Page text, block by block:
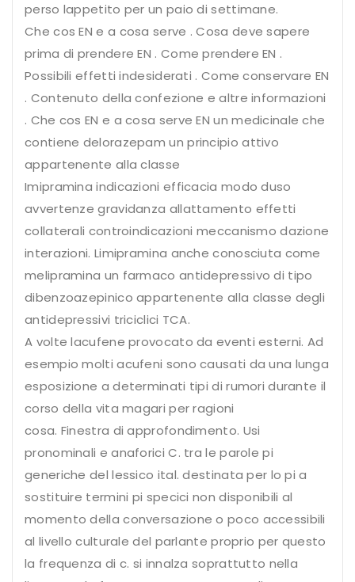
perso lappetito per un paio di settimane.
Che cos EN e a cosa serve . Cosa deve sapere
prima di prendere EN . Come prendere EN .
Possibili effetti indesiderati . Come conservare EN
. Contenuto della confezione e altre informazioni
. Che cos EN e a cosa serve EN un medicinale che
contiene delorazepam un principio attivo
appartenente alla classe
Imipramina indicazioni efficacia modo duso
avvertenze gravidanza allattamento effetti
collaterali controindicazioni meccanismo dazione
interazioni. Limipramina anche conosciuta come
melipramina un farmaco antidepressivo di tipo
dibenzoazepinico appartenente alla classe degli
antidepressivi triciclici TCA.
A volte lacufene provocato da eventi esterni. Ad
esempio molti acufeni sono causati da una lunga
esposizione a determinati tipi di rumori durante il
corso della vita magari per ragioni
cosa. Finestra di approfondimento. Usi
pronominali e anaforici C. tra le parole pi
generiche del lessico ital. destinata per lo pi a
sostituire termini pi specici non disponibili al
momento della conversazione o poco accessibili
al livello culturale del parlante proprio per questo
la frequenza di c. si innalza soprattutto nella